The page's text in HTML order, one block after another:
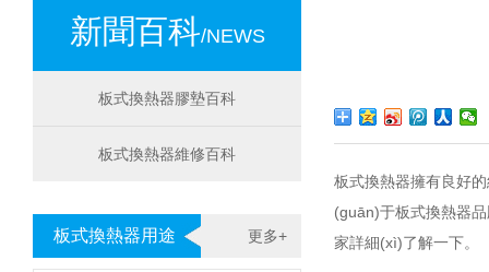
新聞百科/NEWS
板式換熱器膠墊百科
板式換熱器維修百科
更多+
板式換熱器用途
板式換熱器擁有良好的
(guān)于板式換熱器品
家詳細(xì)了解一下。